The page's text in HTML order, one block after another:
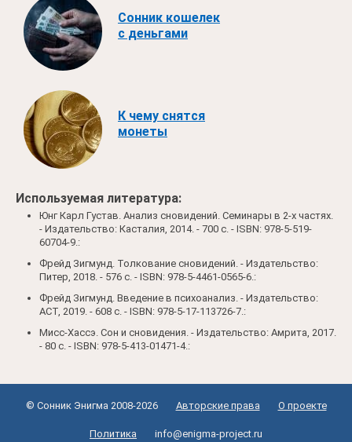
Сонник кошелек
с деньгами
К чему снятся
монеты
Используемая литература:
Юнг Карл Густав. Анализ сновидений. Семинары в 2-х частях.
- Издательство: Касталия, 2014. - 700 c. - ISBN: 978-5-519-
60704-9.:
Фрейд Зигмунд. Толкование сновидений. - Издательство:
Питер, 2018. - 576 c. - ISBN: 978-5-4461-0565-6.:
Фрейд Зигмунд. Введение в психоанализ. - Издательство:
АСТ, 2019. - 608 c. - ISBN: 978-5-17-113726-7.:
Мисс-Хассэ. Сон и сновидения. - Издательство: Амрита, 2017.
- 80 c. - ISBN: 978-5-413-01471-4.:
© Сонник Энигма 2008-2026 Авторские права О проекте
Политика info@enigma-project.ru